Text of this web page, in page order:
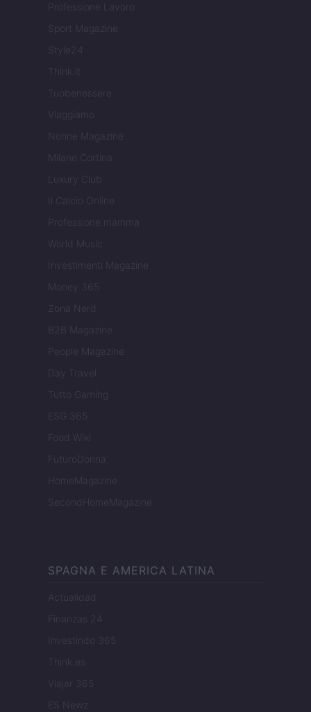
Professione Lavoro
Sport Magazine
Style24
Think.it
Tuobenessere
Viaggiamo
Nonne Magazine
Milano Cortina
Luxury Club
Il Calcio Online
Professione mamma
World Music
Investimenti Magazine
Money 365
Zona Nerd
B2B Magazine
People Magazine
Day Travel
Tutto Gaming
ESG 365
Food Wiki
FuturoDonna
HomeMagazine
SecondHomeMagazine
SPAGNA E AMERICA LATINA
Actualidad
Finanzas 24
Investindo 365
Think.es
Viajar 365
ES Newz